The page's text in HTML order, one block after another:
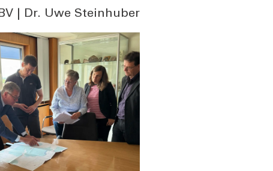
| Dr. Uwe Steinhuber